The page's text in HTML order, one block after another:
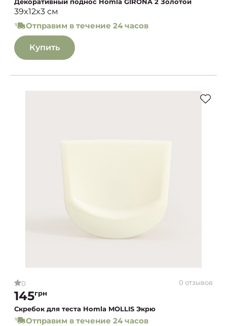
39x12x3 см
Отправим в течение 24 часов
Купить
0 0 отзывов
145грн
Скребок для теста Homla MOLLIS Экрю
Отправим в течение 24 часов